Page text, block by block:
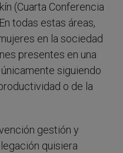
(Cuarta Conferencia
todas estas áreas,
en la sociedad
presentes en una
siguiendo
o de la
gestión y
quisiera